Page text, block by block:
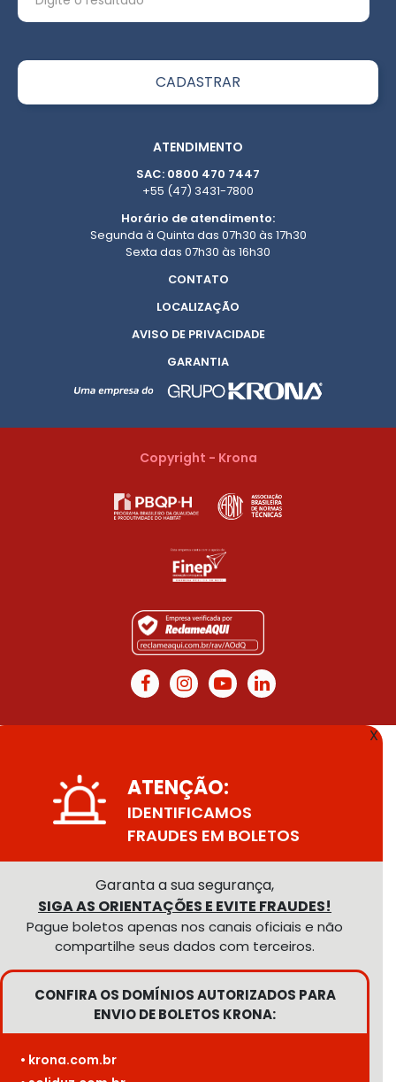
ATENDIMENTO
SAC: 0800 470 7447
+55 (47) 3431-7800
Horário de atendimento:
Segunda à Quinta das 07h30 às 17h30
Sexta das 07h30 às 16h30
CONTATO
LOCALIZAÇÃO
AVISO DE PRIVACIDADE
GARANTIA
Copyright - Krona
X
ATENÇÃO:
IDENTIFICAMOS
FRAUDES EM BOLETOS
Garanta a sua segurança,
SIGA AS ORIENTAÇÕES E EVITE FRAUDES!
Pague boletos apenas nos canais oficiais e não
compartilhe seus dados com terceiros.
CONFIRA OS DOMÍNIOS AUTORIZADOS PARA
ENVIO DE BOLETOS KRONA:
• krona.com.br